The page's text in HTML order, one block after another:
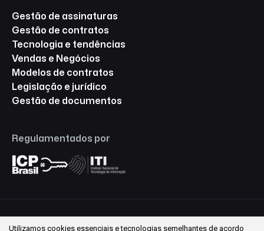
Gestão de assinaturas
Gestão de contratos
Tecnologia e tendências
Vendas e Negócios
Modelos de contratos
Legislação e jurídico
Gestão de documentos
Regulamentados por
Utilizamos cookies essenciais e tecnologias semelhantes de acordo